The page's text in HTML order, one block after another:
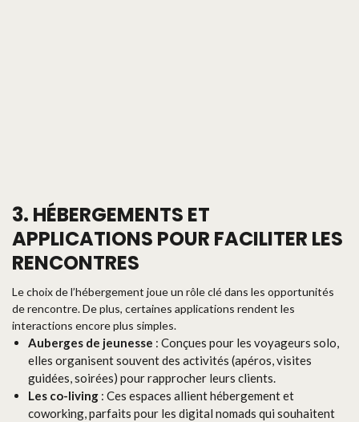
3. HÉBERGEMENTS ET
APPLICATIONS POUR FACILITER LES
RENCONTRES
Le choix de l’hébergement joue un rôle clé dans les opportunités
de rencontre. De plus, certaines applications rendent les
interactions encore plus simples.
Auberges de jeunesse : Conçues pour les voyageurs solo,
elles organisent souvent des activités (apéros, visites
guidées, soirées) pour rapprocher leurs clients.
Les co-living : Ces espaces allient hébergement et
coworking, parfaits pour les digital nomads qui souhaitent